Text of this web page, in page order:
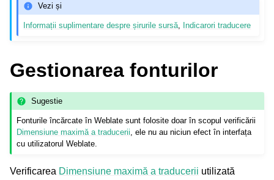
Vezi și
Informații suplimentare despre șirurile sursă, Indicarori traducere
Gestionarea fonturilor
Sugestie
Fonturile încărcate în Weblate sunt folosite doar în scopul verificării
Dimensiune maximă a traducerii, ele nu au niciun efect în interfața
cu utilizatorul Weblate.
Verificarea Dimensiune maximă a traducerii utilizată